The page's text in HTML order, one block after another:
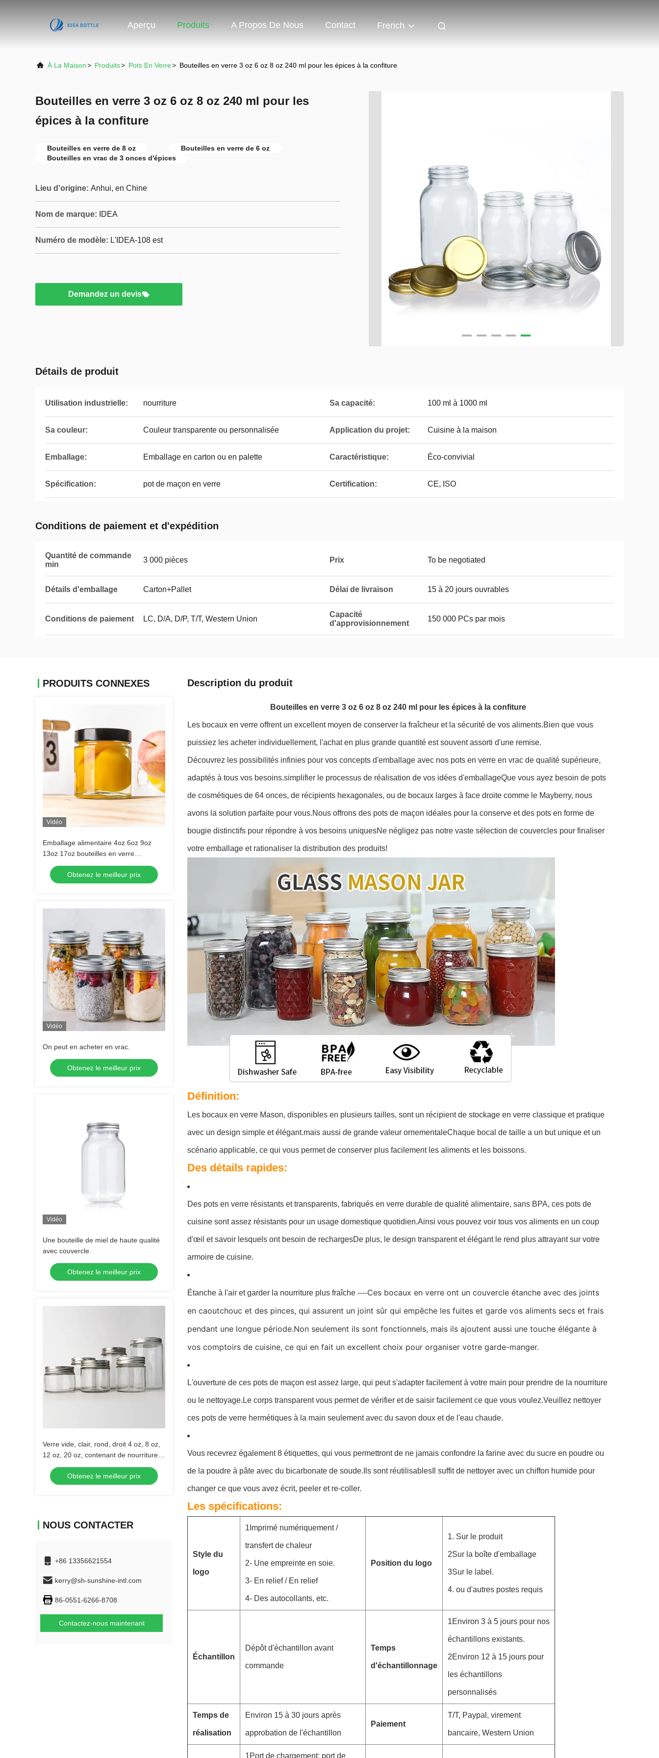
Aperçu Produits A Propos De Nous Contact French
À La Maison> Produits> Pots En Verre> Bouteilles en verre 3 oz 6 oz 8 oz 240 ml pour les épices à la confiture
Bouteilles en verre 3 oz 6 oz 8 oz 240 ml pour les
épices à la confiture
Bouteilles en verre de 8 oz
Bouteilles en verre de 6 oz
Bouteilles en vrac de 3 onces d'épices
Lieu d'origine: Anhui, en Chine
Nom de marque: IDEA
Numéro de modèle: L'IDEA-108 est
Demandez un devis
Détails de produit
Utilisation industrielle: nourriture Sa capacité: 100 ml à 1000 ml
Sa couleur: Couleur transparente ou personnalisée Application du projet: Cuisine à la maison
Emballage: Emballage en carton ou en palette Caractéristique: Éco-convivial
Spécification: pot de maçon en verre Certification: CE, ISO
Conditions de paiement et d'expédition
Quantité de commande
min
3 000 pièces Prix To be negotiated
Détails d'emballage Carton+Pallet Délai de livraison 15 à 20 jours ouvrables
Conditions de paiement LC, D/A, D/P, T/T, Western Union
Capacité
d'approvisionnement
150 000 PCs par mois
PRODUITS CONNEXES
Vidéo
Emballage alimentaire 4oz 6oz 9oz
13oz 17oz bouteilles en verre
transparent avec bouchon en métal
Obtenez le meilleur prix
Vidéo
On peut en acheter en vrac.
Obtenez le meilleur prix
Vidéo
Une bouteille de miel de haute qualité
avec couvercle.
Obtenez le meilleur prix
Verre vide, clair, rond, droit 4 oz, 8 oz,
12 oz, 20 oz, contenant de nourriture
en verre avec couvercle métallique
profond.Obtenez le meilleur prix
NOUS CONTACTER
+86 13356621554
kerry@sh-sunshine-intl.com
86-0551-6266-8708
Contactez-nous maintenant
Description du produit
Bouteilles en verre 3 oz 6 oz 8 oz 240 ml pour les épices à la confiture
Les bocaux en verre offrent un excellent moyen de conserver la fraîcheur et la sécurité de vos aliments.Bien que vous
puissiez les acheter individuellement, l'achat en plus grande quantité est souvent assorti d'une remise.
Découvrez les possibilités infinies pour vos concepts d'emballage avec nos pots en verre en vrac de qualité supérieure,
adaptés à tous vos besoins.simplifier le processus de réalisation de vos idées d'emballageQue vous ayez besoin de pots
de cosmétiques de 64 onces, de récipients hexagonales, ou de bocaux larges à face droite comme le Mayberry, nous
avons la solution parfaite pour vous.Nous offrons des pots de maçon idéales pour la conserve et des pots en forme de
bougie distinctifs pour répondre à vos besoins uniquesNe négligez pas notre vaste sélection de couvercles pour finaliser
votre emballage et rationaliser la distribution des produits!
Définition:
Les bocaux en verre Mason, disponibles en plusieurs tailles, sont un récipient de stockage en verre classique et pratique
avec un design simple et élégant.mais aussi de grande valeur ornementaleChaque bocal de taille a un but unique et un
scénario applicable, ce qui vous permet de conserver plus facilement les aliments et les boissons.
Des détails rapides:
Des pots en verre résistants et transparents, fabriqués en verre durable de qualité alimentaire, sans BPA, ces pots de
cuisine sont assez résistants pour un usage domestique quotidien.Ainsi vous pouvez voir tous vos aliments en un coup
d'œil et savoir lesquels ont besoin de rechargesDe plus, le design transparent et élégant le rend plus attrayant sur votre
armoire de cuisine.
Étanche à l'air et garder la nourriture plus fraîche ----Ces bocaux en verre ont un couvercle étanche avec des joints
en caoutchouc et des pinces, qui assurent un joint sûr qui empêche les fuites et garde vos aliments secs et frais
pendant une longue période.Non seulement ils sont fonctionnels, mais ils ajoutent aussi une touche élégante à
vos comptoirs de cuisine, ce qui en fait un excellent choix pour organiser votre garde-manger.
L'ouverture de ces pots de maçon est assez large, qui peut s'adapter facilement à votre main pour prendre de la nourriture
ou le nettoyage.Le corps transparent vous permet de vérifier et de saisir facilement ce que vous voulez.Veuillez nettoyer
ces pots de verre hermétiques à la main seulement avec du savon doux et de l'eau chaude.
Vous recevrez également 8 étiquettes, qui vous permettront de ne jamais confondre la farine avec du sucre en poudre ou
de la poudre à pâte avec du bicarbonate de soude.Ils sont réutilisablesIl suffit de nettoyer avec un chiffon humide pour
changer ce que vous avez écrit, peeler et re-coller.
Les spécifications:
Style du
logo
1Imprimé numériquement /
transfert de chaleur
2- Une empreinte en soie.
3- En relief / En relief
4- Des autocollants, etc.
Position du logo
1. Sur le produit
2Sur la boîte d'emballage
3Sur le label.
4. ou d'autres postes requis
Échantillon
Dépôt d'échantillon avant
commande
Temps
d'échantillonnage
1Environ 3 à 5 jours pour nos
échantillons existants.
2Environ 12 à 15 jours pour
les échantillons
personnalisés
Temps de
réalisation
Environ 15 à 30 jours après
approbation de l'échantillon
Paiement
T/T, Paypal, virement
bancaire, Western Union
1Port de chargement: port de